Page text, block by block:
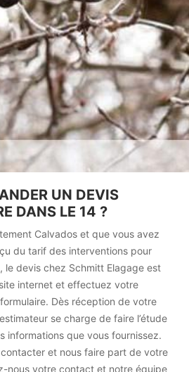
UN DEVIS
DANS LE 14 ?
Calvados et que vous avez
du tarif des interventions pour
le devis chez Schmitt Elagage est
internet et effectuez votre
Dès réception de votre
se charge de faire l’étude
informations que vous fournissez.
et nous faire part de votre
nous votre contact et notre équipe